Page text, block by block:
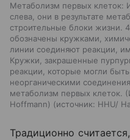
Метаболизм первых клеток:
слева, они в результате
строительные блоки жизни.
обозначены кружками,
линии соединяют реакции,
Кружки, закрашенные
реакции, которые могли
неорганическими
метаболизм первых клеток.
Hoffmann)
источник: HHU/
Традиционно